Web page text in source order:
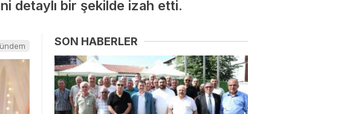
detaylı bir şekilde izah etti.
SON HABERLER